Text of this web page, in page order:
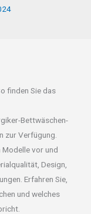
finden Sie das
Bettwäschen-
zur Verfügung.
vor und
Design,
Erfahren Sie,
und welches